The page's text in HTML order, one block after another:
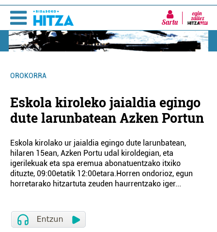
Sartu
OROKORRA
Eskola kiroleko jaialdia egingo
dute larunbatean Azken Portun
Eskola kirolako ur jaialdia egingo dute larunbatean,
hilaren 15ean, Azken Portu udal kiroldegian, eta
igerilekuak eta spa eremua abonatuentzako itxiko
dituzte, 09:00etatik 12:00etara.Horren ondorioz, egun
horretarako hitzartuta zeuden haurrentzako iger...